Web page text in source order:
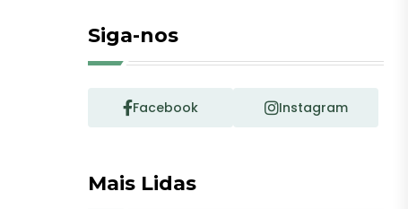
Siga-nos
Facebook Instagram
Mais Lidas